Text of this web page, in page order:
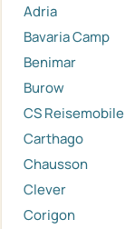
Adria
Bavaria Camp
Benimar
Burow
CS Reisemobile
Carthago
Chausson
Clever
Corigon